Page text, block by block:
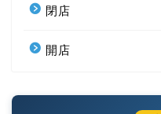
閉店
開店